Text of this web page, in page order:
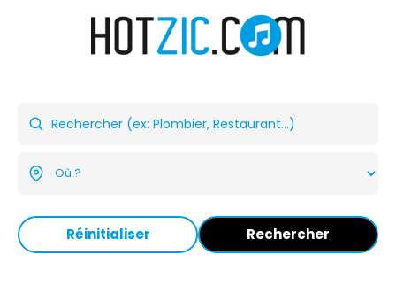
Réinitialiser Rechercher